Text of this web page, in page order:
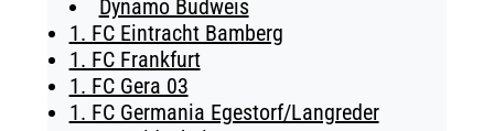
CLUBMITGLIEDSCHAFT
BUSINESS
SÜDKURVE
Dynamo Budweis
1. FC Eintracht Bamberg
1. FC Frankfurt
1. FC Gera 03
1. FC Germania Egestorf/Langreder